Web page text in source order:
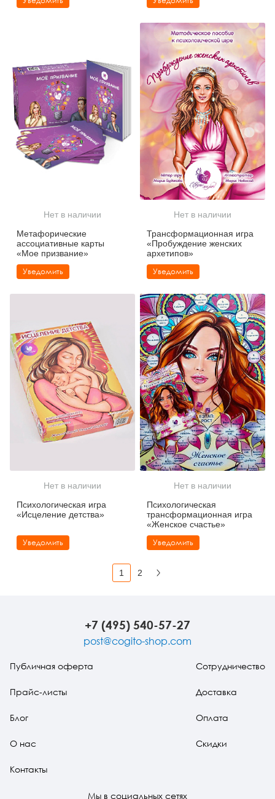
Нет в наличии
Метафорические
ассоциативные карты
«Мое призвание»
Уведомить
Нет в наличии
Трансформационная игра
«Пробуждение женских
архетипов»
Уведомить
Нет в наличии
Психологическая игра
«Исцеление детства»
Уведомить
Нет в наличии
Психологическая
трансформационная игра
«Женское счастье»
Уведомить
1 2
+7 (495) 540-57-27
post@cogito-shop.com
Публичная оферта
Прайс-листы
Блог
О нас
Контакты
Сотрудничество
Доставка
Оплата
Скидки
Мы в социальных сетях